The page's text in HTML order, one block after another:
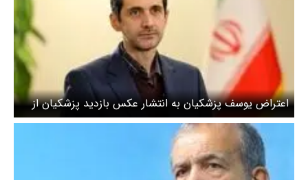
اعتراض یوسف پزشکیان به انتشار عکس بازدید پزشکیان از
وزارت کشور / دوست داشتم پدر را ببینم، امکانش فراهم نشد